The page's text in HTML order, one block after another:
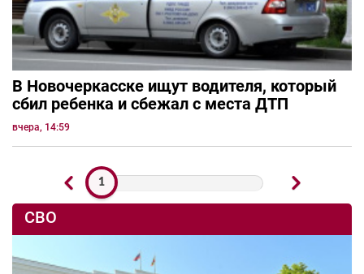
В Новочеркасске ищут водителя, который
сбил ребенка и сбежал с места ДТП
вчера, 14:59
1
СВО